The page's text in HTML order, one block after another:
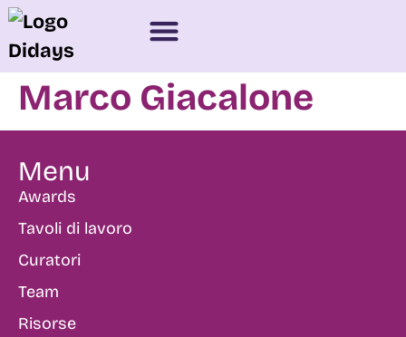
Marco Giacalone
Menu
Awards
Tavoli di lavoro
Curatori
Team
Risorse